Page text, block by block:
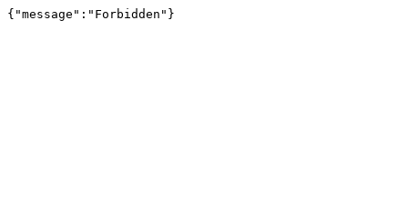
{"message":"Forbidden"}